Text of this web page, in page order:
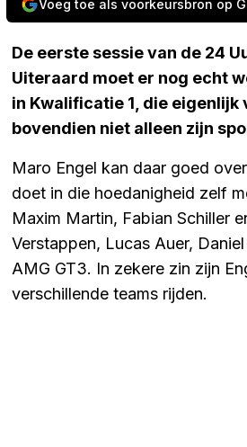
Voeg toe als voorkeursbron op
De eerste sessie van de 24
Uiteraard moet er nog echt
in Kwalificatie 1, die
bovendien niet alleen zijn
Maro Engel kan daar goed
doet in die hoedanigheid zelf
Maxim Martin, Fabian Schiller
Verstappen, Lucas Auer,
AMG GT3. In zekere zin zijn
verschillende teams rijden.